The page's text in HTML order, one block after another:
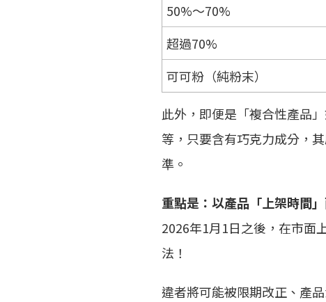
50%～70%
超過70%
可可粉（純粉末）
此外，即便是「複合性產品
等，只要含有巧克力成分，
準。
重點是：以產品「上架時間
2026年1月1日之後，在市面
法！
違者將可能被限期改正、產